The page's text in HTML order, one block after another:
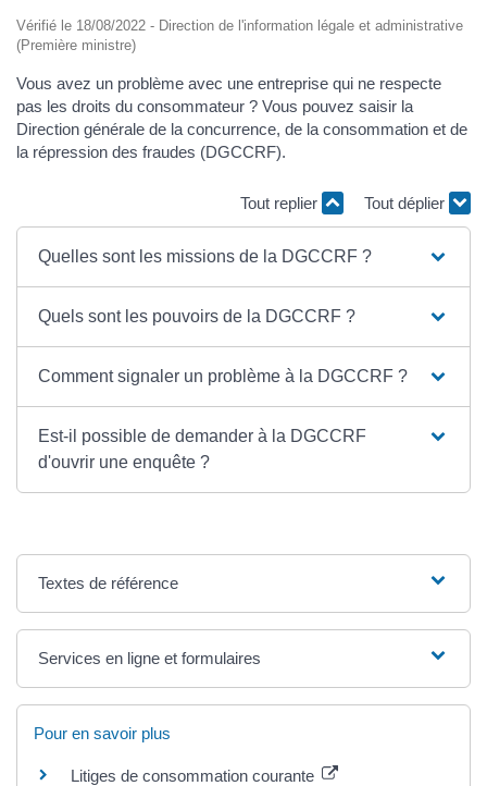
Vérifié le 18/08/2022 - Direction de l'information légale et administrative
(Première ministre)
Vous avez un problème avec une entreprise qui ne respecte
pas les droits du consommateur ? Vous pouvez saisir la
Direction générale de la concurrence, de la consommation et de
la répression des fraudes (DGCCRF).
Tout replier Tout déplier
Quelles sont les missions de la DGCCRF ?
Quels sont les pouvoirs de la DGCCRF ?
Comment signaler un problème à la DGCCRF ?
Est-il possible de demander à la DGCCRF
d'ouvrir une enquête ?
Textes de référence
Services en ligne et formulaires
Pour en savoir plus
Litiges de consommation courante